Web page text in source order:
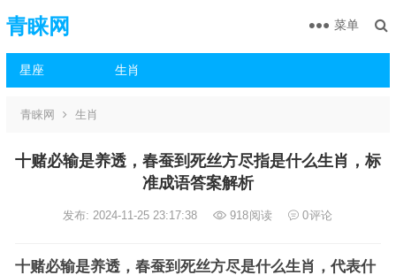
青睐网
星座 生肖
菜单
青睐网 生肖
十赌必输是养透，春蚕到死丝方尽指是什么生肖，标
准成语答案解析
发布: 2024-11-25 23:17:38 918阅读 0评论
十赌必输是养透，春蚕到死丝方尽是什么生肖，代表什